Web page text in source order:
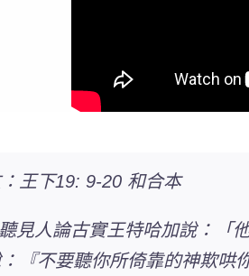
王下19: 9-20 和合本
見人論古實王特哈加說：「
『不要聽你所倚靠的神欺哄